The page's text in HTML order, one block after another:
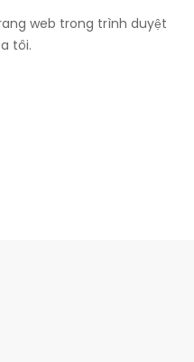
web trong trình duyệt
tôi.